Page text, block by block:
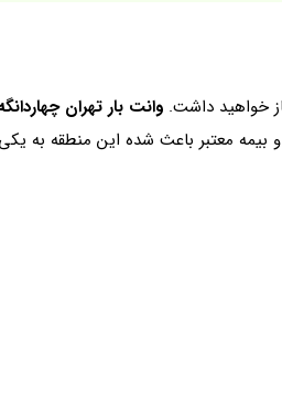
خواهید داشت. وانت‌ بار تهران
معتبر باعث شده این منطقه به یکی